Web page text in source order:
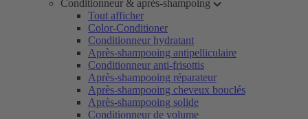
Conditionneur & après-shampoing
Tout afficher
Color-Conditioner
Conditionneur hydratant
Après-shampooing antipelliculaire
Conditionneur anti-frisottis
Après-shampooing réparateur
Après-shampooing cheveux bouclés
Après-shampooing solide
Conditionneur de volume